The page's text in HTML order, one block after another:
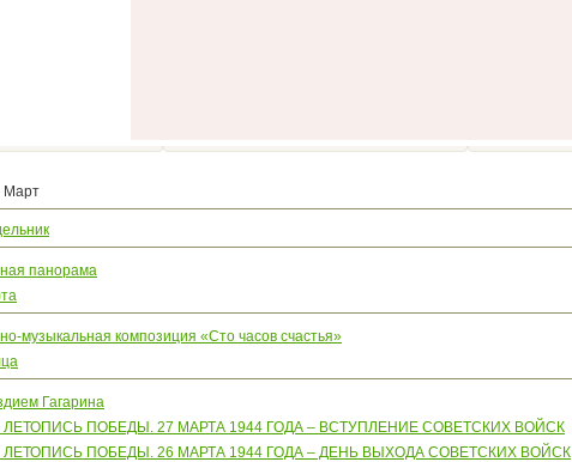
Март
панорама
музыкальная композиция «Сто часов счастья»
Гагарина
ПОБЕДЫ. 27 МАРТА 1944 ГОДА – ВСТУПЛЕНИЕ СОВЕТСКИХ ВОЙСК
ПОБЕДЫ. 26 МАРТА 1944 ГОДА – ДЕНЬ ВЫХОДА СОВЕТСКИХ ВОЙСК